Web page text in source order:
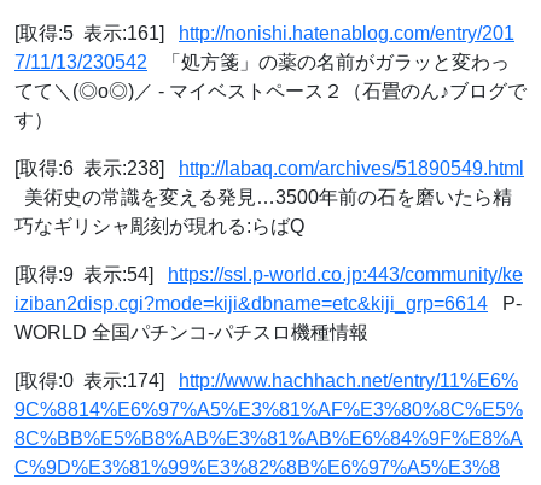
[取得:5 表示:161]
http://nonishi.hatenablog.com/entry/201
7/11/13/230542 「処方箋」の薬の名前がガラッと変わっ
てて＼(◎o◎)／ - マイベストペース２（石畳のん♪ブログで
す）
[取得:6 表示:238]
http://labaq.com/archives/51890549.html
美術史の常識を変える発見…3500年前の石を磨いたら精
巧なギリシャ彫刻が現れる:らばQ
[取得:9 表示:54]
https://ssl.p-world.co.jp:443/community/ke
iziban2disp.cgi?mode=kiji&dbname=etc&kiji_grp=6614 P-
WORLD 全国パチンコ-パチスロ機種情報
[取得:0 表示:174]
http://www.hachhach.net/entry/11%E6%
9C%8814%E6%97%A5%E3%81%AF%E3%80%8C%E5%
8C%BB%E5%B8%AB%E3%81%AB%E6%84%9F%E8%A
C%9D%E3%81%99%E3%82%8B%E6%97%A5%E3%8